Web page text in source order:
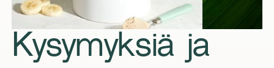
Kysymyksiä ja